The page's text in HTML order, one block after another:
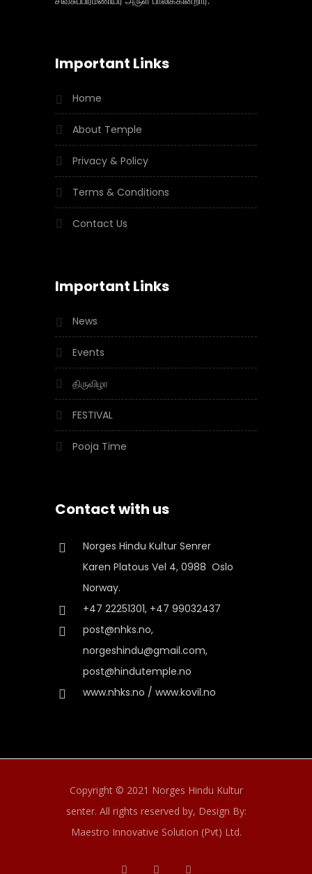
Important Links
Home
About Temple
Privacy & Policy
Terms & Conditions
Contact Us
Important Links
News
Events
திருவிழா
FESTIVAL
Pooja Time
Contact with us
Norges Hindu Kultur Senrer
Karen Platous Vel 4, 0988 Oslo
Norway.
+47 22251301, +47 99032437
post@nhks.no,
norgeshindu@gmail.com,
post@hindutemple.no
www.nhks.no / www.kovil.no
Copyright © 2021 Norges Hindu Kultur
senter. All rights reserved by, Design By:
Maestro Innovative Solution (Pvt) Ltd.